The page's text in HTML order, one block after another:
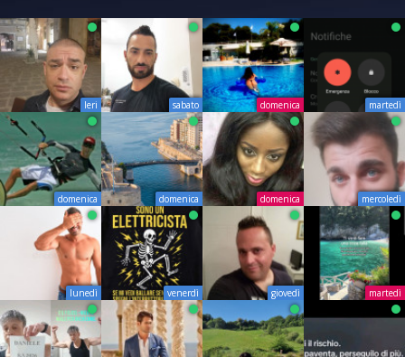
Ieri sabato domenica martedì
domenica domenica domenica mercoledì
lunedì venerdì giovedì martedì